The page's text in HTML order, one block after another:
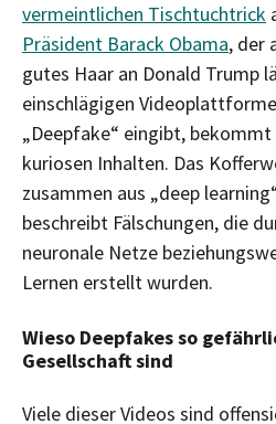
vermeintlichen Tischtuchtrick
Präsident Barack Obama, der
gutes Haar an Donald Trump
einschlägigen
„Deepfake“ eingibt,
kuriosen Inhalten. Das
zusammen aus „deep
beschreibt Fälschungen, die
neuronale Netze
Lernen erstellt wurden.
Wieso Deepfakes so
Gesellschaft sind
Viele dieser Videos sind